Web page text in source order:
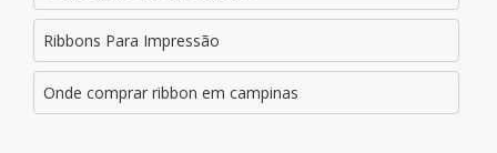
Ribbons Para Impressão
Onde comprar ribbon em campinas